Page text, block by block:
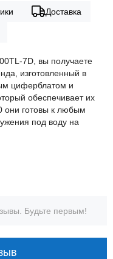
Доставка
7D, вы получаете
изготовленный в
циферблатом и
обеспечивает их
они готовы к любым
под воду на
Будьте первым!